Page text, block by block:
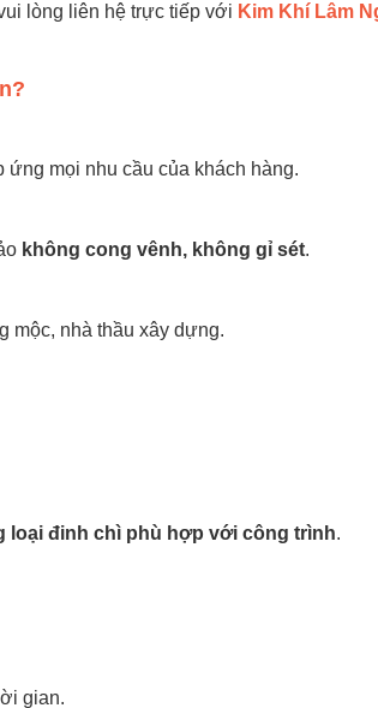
lòng liên hệ trực tiếp với Kim Khí Lâm
ứng mọi nhu cầu của khách hàng.
không cong vênh, không gỉ sét.
mộc, nhà thầu xây dựng.
loại đinh chì phù hợp với công trình.
gian.